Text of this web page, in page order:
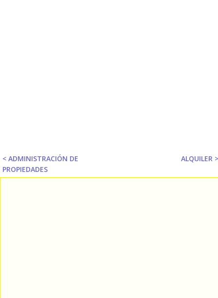
< ADMINISTRACIÓN DE
PROPIEDADES
ALQUILER >